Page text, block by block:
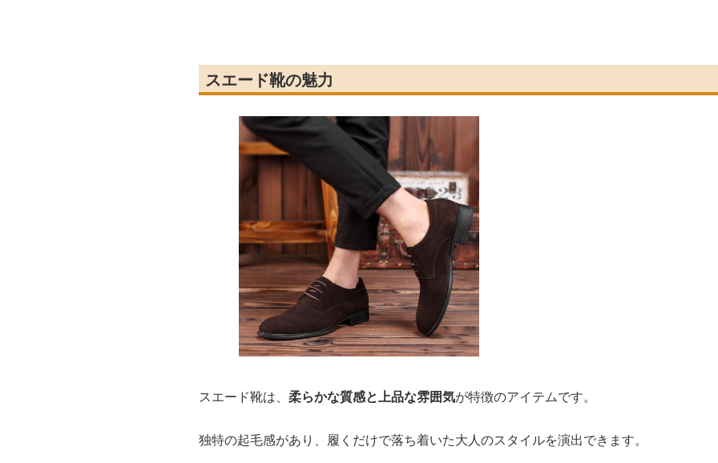
スエード靴の魅力
スエード靴は、 柔らかな質感と上品な雰囲気が特徴のアイテムです。
独特の起毛感があり、履くだけで落ち着いた大人のスタイルを演出できます。